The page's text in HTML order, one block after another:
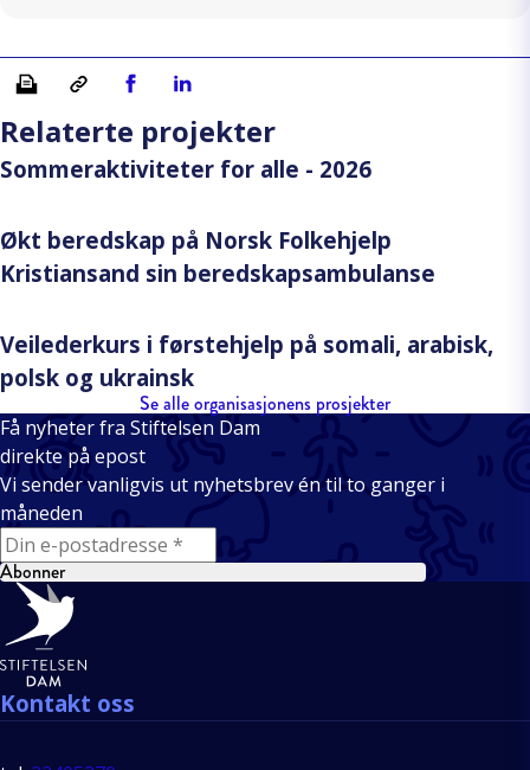
Skriv ut Kopiera länkDel på Facebook
Del på Linkedin
Relaterte projekter
Sommeraktiviteter for alle - 2026
Økt beredskap på Norsk Folkehjelp
Kristiansand sin beredskapsambulanse
Veilederkurs i førstehjelp på somali, arabisk,
polsk og ukrainsk
Se alle organisasjonens prosjekter
Få nyheter fra Stiftelsen Dam
direkte på epost
Vi sender vanligvis ut nyhetsbrev én til to ganger i
måneden
E-mail
Abonner
Bunntekst
Kontakt oss